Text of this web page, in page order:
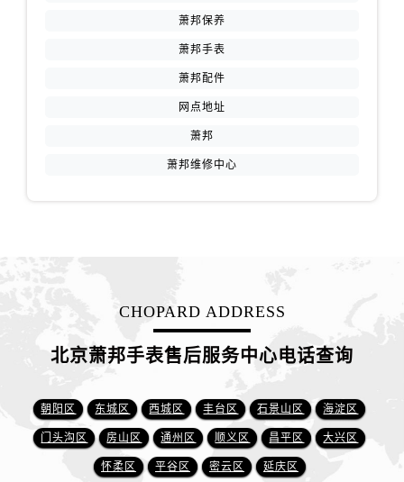
萧邦保养
萧邦手表
萧邦配件
网点地址
萧邦
萧邦维修中心
CHOPARD ADDRESS
北京萧邦手表售后服务中心电话查询
朝阳区 东城区 西城区 丰台区 石景山区 海淀区
门头沟区 房山区 通州区 顺义区 昌平区 大兴区
怀柔区 平谷区 密云区 延庆区